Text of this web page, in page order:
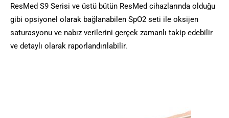
ResMed S9 Serisi ve üstü bütün ResMed cihazlarında olduğu
gibi opsiyonel olarak bağlanabilen SpO2 seti ile oksijen
saturasyonu ve nabız verilerini gerçek zamanlı takip edebilir
ve detaylı olarak raporlandırılabilir.